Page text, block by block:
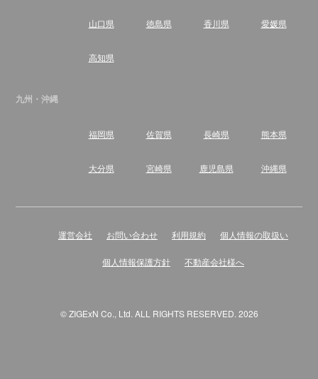
山口県 徳島県 香川県 愛媛県
高知県
九州・沖縄
福岡県 佐賀県 長崎県 熊本県
大分県 宮崎県 鹿児島県 沖縄県
運営会社 お問い合わせ 利用規約 個人情報の取扱い
個人情報保護方針 不動産会社様へ
© ZIGExN Co., Ltd. ALL RIGHTS RESERVED. 2026